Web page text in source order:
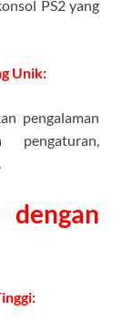
PS2 yang
Unik:
pengalaman